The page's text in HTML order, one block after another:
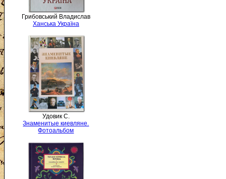
Грибовський Владислав
Ханська Україна
Удовик С.
Знаменитые киевляне.
Фотоальбом